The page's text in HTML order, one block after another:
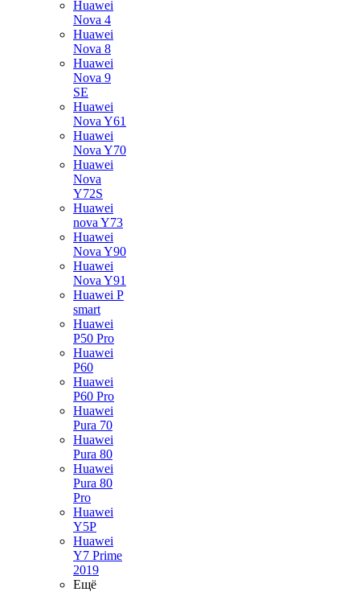
Huawei
Nova 4
Huawei
Nova 8
Huawei
Nova 9
SE
Huawei
Nova Y61
Huawei
Nova Y70
Huawei
Nova
Y72S
Huawei
nova Y73
Huawei
Nova Y90
Huawei
Nova Y91
Huawei P
smart
Huawei
P50 Pro
Huawei
P60
Huawei
P60 Pro
Huawei
Pura 70
Huawei
Pura 80
Huawei
Pura 80
Pro
Huawei
Y5P
Huawei
Y7 Prime
2019
Ещё